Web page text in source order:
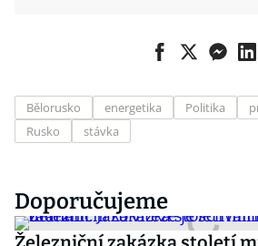
Bělorusko energetika Politika
Rusko
stávka
Doporučujeme